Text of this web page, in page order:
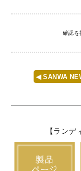
確認を
◀ SANWA
【ランデ